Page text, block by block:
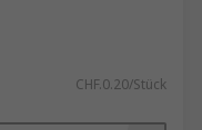
CHF.0.20/Stück